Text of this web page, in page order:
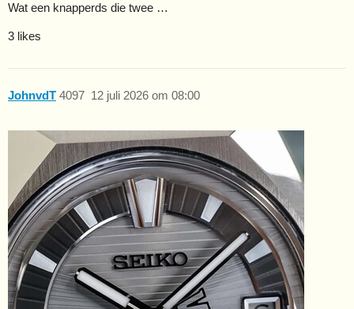
Wat een knapperds die twee …
3 likes
JohnvdT 12 juli 2026 om 08:00
4097